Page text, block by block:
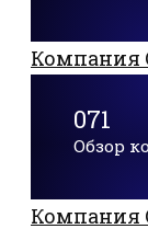
Компания
071
Обзор
Компания